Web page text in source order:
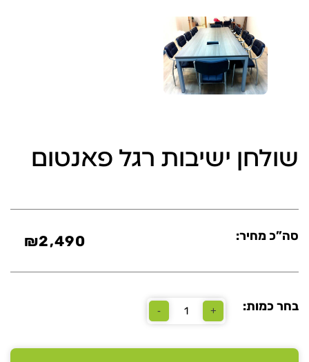
שולחן ישיבות רגל פאנטום
סה”כ מחיר: ₪2,490
בחר כמות: +
כמות
-